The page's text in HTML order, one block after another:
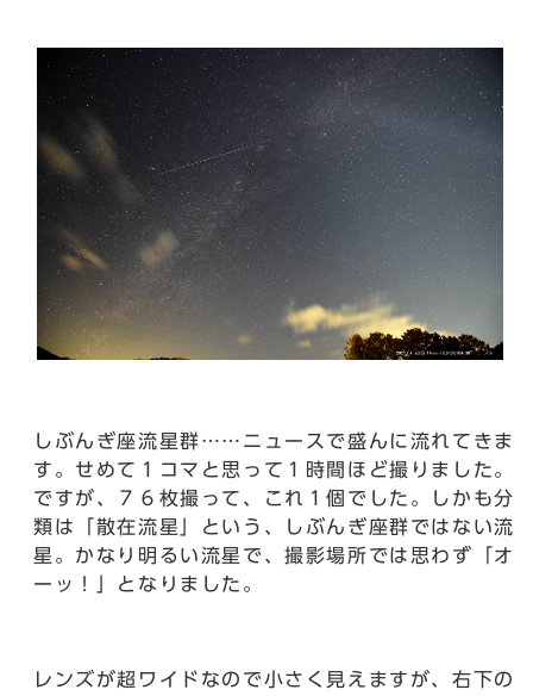
しぶんぎ座流星群……ニュースで盛んに流れてきま
す。せめて１コマと思って１時間ほど撮りました。
ですが、７６枚撮って、これ１個でした。しかも分
類は「散在流星」という、しぶんぎ座群ではない流
星。かなり明るい流星で、撮影場所では思わず「オ
ーッ！」となりました。
レンズが超ワイドなので小さく見えますが、右下の